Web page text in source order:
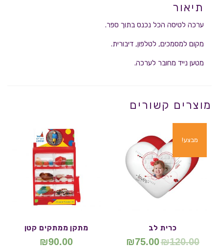
תיאור
ערכה לטיסה הכל נכנס בתוך ספר.
מקום למסמכים, לטלפון, דיבורית.
מטען נייד מחובר לערכה.
מוצרים קשורים
מבצע!
כרית לב
₪120.00
₪75.00
מתקן ממתקים קטן
₪90.00